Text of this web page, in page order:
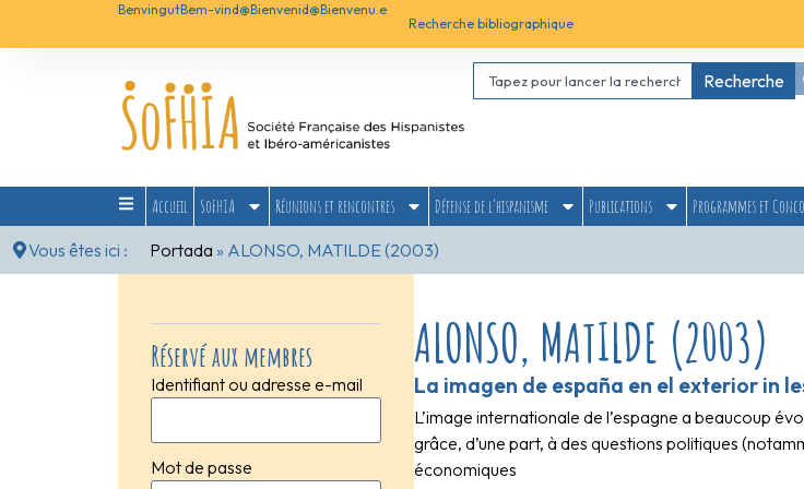
BenvingutBem-vind@Bienvenid@Bienvenu.e
Recherche bibliographique
Recherche
Accueil SoFHIA Réunions et rencontres Défense de l’hispanisme Publications Programmes et
Vous êtes ici :
Portada » ALONSO, MATILDE (2003)
Réservé aux membres
Identifiant ou adresse e-mail
Mot de passe
ALONSO, MATILDE (2003)
La imagen de españa en el exterior in
L’image internationale de l’espagne a beaucoup
grâce, d’une part, à des questions politiques
économiques